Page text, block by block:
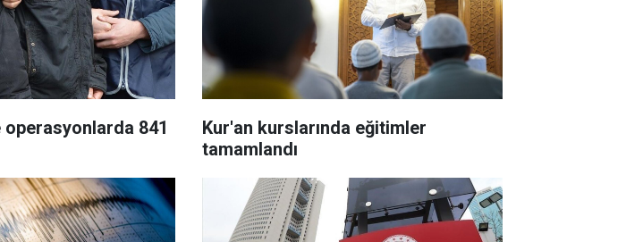
841
Kur'an kurslarında eğitimler
tamamlandı